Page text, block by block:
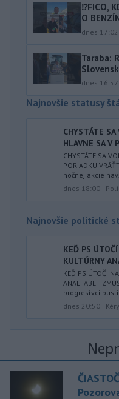
⁉️FICO,
O
dnes 17:02
Taraba:
dnes 16:57
Najnovšie statusy
CHYSTÁTE
HLAVNE SA V
CHYSTÁTE SA
PORIADKU
nočnej akcie
dnes 18:00 |
Najnovšie politické
KEĎ PS
KULTÚRNY
KEĎ PS ÚTOČÍ
progresívci
dnes 20:50 |